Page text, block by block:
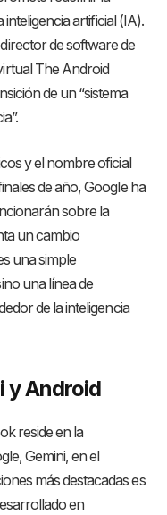
artificial (IA).
de software de
The Android
de un “sistema
y el nombre oficial
de año, Google ha
sobre la
un cambio
una simple
una línea de
de la inteligencia
y Android
reside en la
Gemini, en el
más destacadas es
en